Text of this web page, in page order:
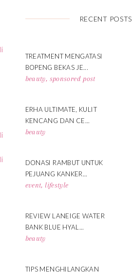
RECENT POSTS
TREATMENT MENGATASI
BOPENG BEKAS JE...
beauty, sponsored post
ERHA ULTIMATE, KULIT
KENCANG DAN CE...
beauty
DONASI RAMBUT UNTUK
PEJUANG KANKER...
event, lifestyle
REVIEW LANEIGE WATER
BANK BLUE HYAL...
beauty
TIPS MENGHILANGKAN